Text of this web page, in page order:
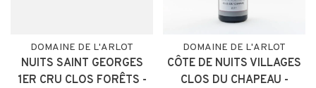
DOMAINE DE L'ARLOT
NUITS SAINT GEORGES
1ER CRU CLOS FORÊTS -
DOMAINE DE L'ARLOT
CÔTE DE NUITS VILLAGES
CLOS DU CHAPEAU -